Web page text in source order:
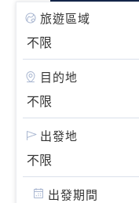
旅遊區域
目的地
出發地
出發期間